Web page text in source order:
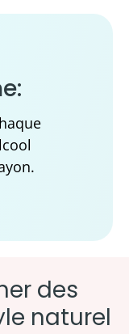
des
naturel